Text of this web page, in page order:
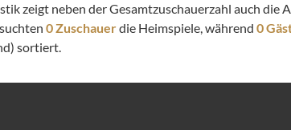
zeigt neben der Gesamtzuschauerzahl auch die
0 Zuschauerdie Heimspiele, während 0
sortiert.